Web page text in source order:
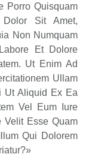
Porro Quisquam
Sit Amet,
Non Numquam
Et Dolore
Ut Enim Ad
Ullam
Ut Aliquid Ex Ea
Vel Eum Iure
Velit Esse Quam
Qui Dolorem